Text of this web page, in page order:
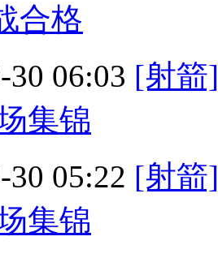
合格
30 06:03 [射箭
集锦
30 05:22 [射箭
集锦